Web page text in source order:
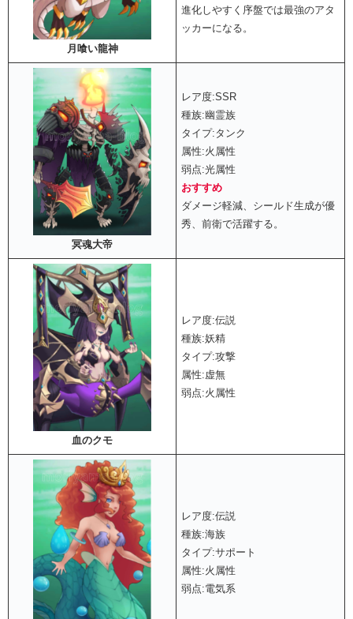
月喰い龍神
進化しやすく序盤では最強のアタ
ッカーになる。
冥魂大帝
レア度:SSR
種族:幽霊族
タイプ:タンク
属性:火属性
弱点:光属性
おすすめ
ダメージ軽減、シールド生成が優
秀、前衛で活躍する。
血のクモ
レア度:伝説
種族:妖精
タイプ:攻撃
属性:虚無
弱点:火属性
レア度:伝説
種族:海族
タイプ:サポート
属性:火属性
弱点:電気系